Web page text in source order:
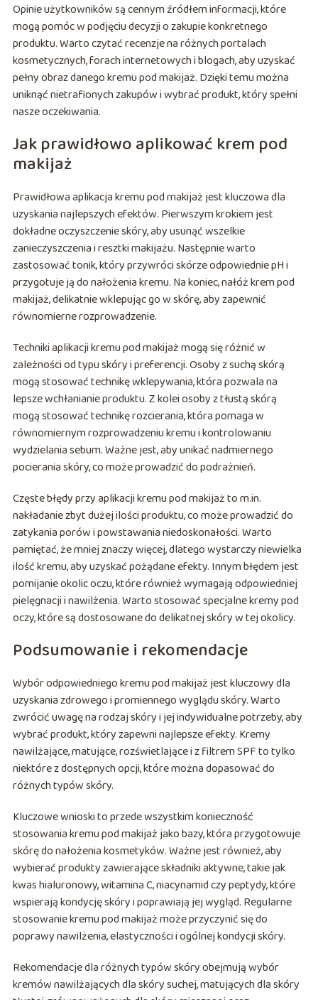
Opinie użytkowników są cennym źródłem informacji, które
mogą pomóc w podjęciu decyzji o zakupie konkretnego
produktu. Warto czytać recenzje na różnych portalach
kosmetycznych, forach internetowych i blogach, aby uzyskać
pełny obraz danego kremu pod makijaż. Dzięki temu można
uniknąć nietrafionych zakupów i wybrać produkt, który spełni
nasze oczekiwania.
Jak prawidłowo aplikować krem pod
makijaż
Prawidłowa aplikacja kremu pod makijaż jest kluczowa dla
uzyskania najlepszych efektów. Pierwszym krokiem jest
dokładne oczyszczenie skóry, aby usunąć wszelkie
zanieczyszczenia i resztki makijażu. Następnie warto
zastosować tonik, który przywróci skórze odpowiednie pH i
przygotuje ją do nałożenia kremu. Na koniec, nałóż krem pod
makijaż, delikatnie wklepując go w skórę, aby zapewnić
równomierne rozprowadzenie.
Techniki aplikacji kremu pod makijaż mogą się różnić w
zależności od typu skóry i preferencji. Osoby z suchą skórą
mogą stosować technikę wklepywania, która pozwala na
lepsze wchłanianie produktu. Z kolei osoby z tłustą skórą
mogą stosować technikę rozcierania, która pomaga w
równomiernym rozprowadzeniu kremu i kontrolowaniu
wydzielania sebum. Ważne jest, aby unikać nadmiernego
pocierania skóry, co może prowadzić do podrażnień.
Częste błędy przy aplikacji kremu pod makijaż to m.in.
nakładanie zbyt dużej ilości produktu, co może prowadzić do
zatykania porów i powstawania niedoskonałości. Warto
pamiętać, że mniej znaczy więcej, dlatego wystarczy niewielka
ilość kremu, aby uzyskać pożądane efekty. Innym błędem jest
pomijanie okolic oczu, które również wymagają odpowiedniej
pielęgnacji i nawilżenia. Warto stosować specjalne kremy pod
oczy, które są dostosowane do delikatnej skóry w tej okolicy.
Podsumowanie i rekomendacje
Wybór odpowiedniego kremu pod makijaż jest kluczowy dla
uzyskania zdrowego i promiennego wyglądu skóry. Warto
zwrócić uwagę na rodzaj skóry i jej indywidualne potrzeby, aby
wybrać produkt, który zapewni najlepsze efekty. Kremy
nawilżające, matujące, rozświetlające i z filtrem SPF to tylko
niektóre z dostępnych opcji, które można dopasować do
różnych typów skóry.
Kluczowe wnioski to przede wszystkim konieczność
stosowania kremu pod makijaż jako bazy, która przygotowuje
skórę do nałożenia kosmetyków. Ważne jest również, aby
wybierać produkty zawierające składniki aktywne, takie jak
kwas hialuronowy, witamina C, niacynamid czy peptydy, które
wspierają kondycję skóry i poprawiają jej wygląd. Regularne
stosowanie kremu pod makijaż może przyczynić się do
poprawy nawilżenia, elastyczności i ogólnej kondycji skóry.
Rekomendacje dla różnych typów skóry obejmują wybór
kremów nawilżających dla skóry suchej, matujących dla skóry